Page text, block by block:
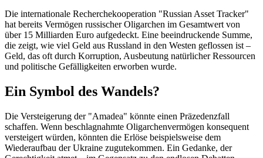
Die internationale Recherchekooperation "Russian Asset Tracker"
hat bereits Vermögen russischer Oligarchen im Gesamtwert von
über 15 Milliarden Euro aufgedeckt. Eine beeindruckende Summe,
die zeigt, wie viel Geld aus Russland in den Westen geflossen ist –
Geld, das oft durch Korruption, Ausbeutung natürlicher Ressourcen
und politische Gefälligkeiten erworben wurde.
Ein Symbol des Wandels?
Die Versteigerung der "Amadea" könnte einen Präzedenzfall
schaffen. Wenn beschlagnahmte Oligarchenvermögen konsequent
versteigert würden, könnten die Erlöse beispielsweise dem
Wiederaufbau der Ukraine zugutekommen. Ein Gedanke, der